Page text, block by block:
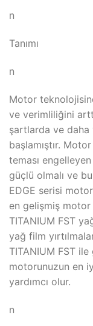
n
Tanımı
n
Motor
ve verimliliğini
şartlarda ve daha
başlamıştır.
teması
güçlü olmalı ve
EDGE serisi
en gelişmiş motor
TITANIUM FST
yağ film
TITANIUM FST
motorunuzun en
yardımcı olur.
n